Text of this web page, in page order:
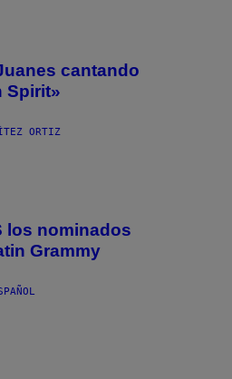
cantando
Spirit»
ORTIZ
los nominados
Grammy